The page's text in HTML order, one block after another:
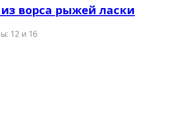
из ворса рыжей ласки
12 и 16